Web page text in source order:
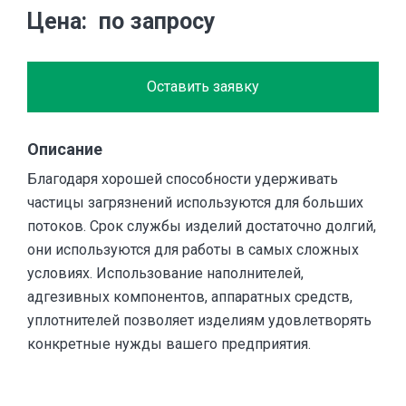
Цена по запросу
Оставить заявку
Описание
Благодаря хорошей способности удерживать
частицы загрязнений используются для больших
потоков. Срок службы изделий достаточно долгий,
они используются для работы в самых сложных
условиях. Использование наполнителей,
адгезивных компонентов, аппаратных средств,
уплотнителей позволяет изделиям удовлетворять
конкретные нужды вашего предприятия.